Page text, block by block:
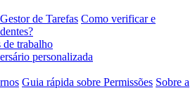
de Tarefas Como verificar e
de trabalho
personalizada
Guia rápida sobre Permissões Sobre a